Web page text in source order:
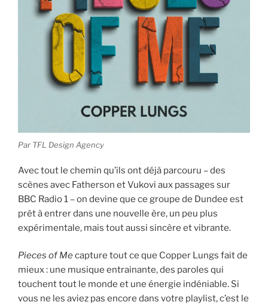
Par TFL Design Agency
Avec tout le chemin qu’ils ont déjà parcouru – des
scènes avec Fatherson et Vukovi aux passages sur
BBC Radio 1 – on devine que ce groupe de Dundee est
prêt à entrer dans une nouvelle ère, un peu plus
expérimentale, mais tout aussi sincère et vibrante.
Pieces of Mecapture tout ce que Copper Lungs fait de
mieux : une musique entrainante, des paroles qui
touchent tout le monde et une énergie indéniable. Si
vous ne les aviez pas encore dans votre playlist, c’est le